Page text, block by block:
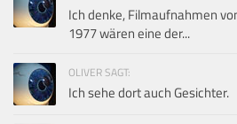
Ich denke, Filmaufnahmen
1977 wären eine der...
OLIVER SAGT:
Ich sehe dort auch Gesichter.